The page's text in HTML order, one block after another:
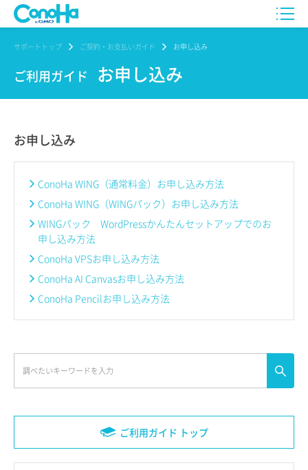
サポートトップ ご契約・お支払いガイド お申し込み
ご利用ガイド お申し込み
ご利用ガイド トップ
お申し込み
ConoHa WING（通常料金）お申し込み方法
ConoHa WING（WINGパック）お申し込み方法
WINGパック WordPressかんたんセットアップでのお
申し込み方法
ConoHa VPSお申し込み方法
ConoHa AI Canvasお申し込み方法
ConoHa Pencilお申し込み方法